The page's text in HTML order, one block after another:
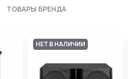
ТОВАРЫ БРЕНДА
НЕТ В НАЛИЧИИ